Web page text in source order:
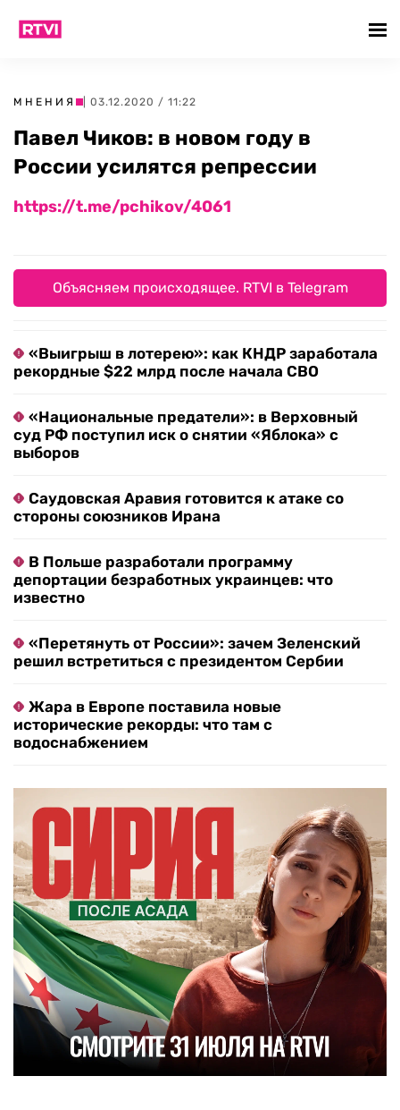
МНЕНИЯ | 03.12.2020 / 11:22
Павел Чиков: в новом году в
России усилятся репрессии
https://t.me/pchikov/4061
Объясняем происходящее. RTVI в Telegram
«Выигрыш в лотерею»: как КНДР заработала
рекордные $22 млрд после начала СВО
«Национальные предатели»: в Верховный
суд РФ поступил иск о снятии «Яблока» с
выборов
Саудовская Аравия готовится к атаке со
стороны союзников Ирана
В Польше разработали программу
депортации безработных украинцев: что
известно
«Перетянуть от России»: зачем Зеленский
решил встретиться с президентом Сербии
Жара в Европе поставила новые
исторические рекорды: что там с
водоснабжением